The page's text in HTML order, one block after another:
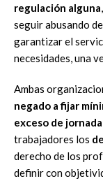
regulación alguna
seguir abusando
garantizar el
necesidades, una
Ambas
negado a fijar
exceso de jornada
trabajadores los
derecho de los
definir con